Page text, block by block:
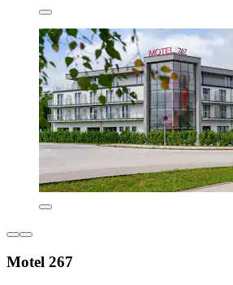
Motel 267